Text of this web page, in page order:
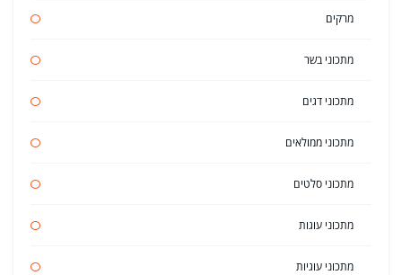
מרקים
מתכוני בשר
מתכוני דגים
מתכוני ממולאים
מתכוני סלטים
מתכוני עוגות
מתכוני עוגיות